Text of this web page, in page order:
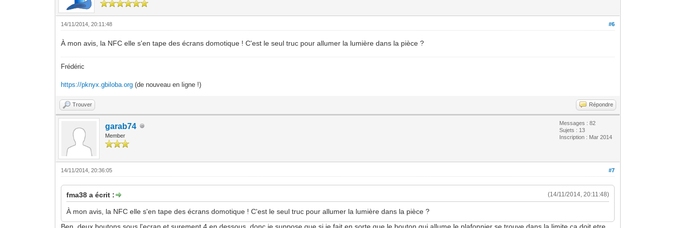
#6
14/11/2014, 20:11:48
À mon avis, la NFC elle s'en tape des écrans domotique ! C'est le seul truc pour allumer la lumière dans la pièce ?
Frédéric
https://pknyx.gbiloba.org (de nouveau en ligne !)
Trouver Répondre
garab74
Member
Messages : 82
Sujets : 13
Inscription : Mar 2014
#7
14/11/2014, 20:36:05
(14/11/2014, 20:11:48)
fma38 a écrit :
À mon avis, la NFC elle s'en tape des écrans domotique ! C'est le seul truc pour allumer la lumière dans la pièce ?